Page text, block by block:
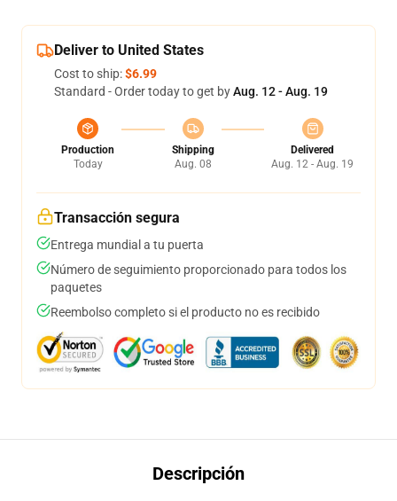
Deliver to United States
Cost to ship:$6.99
Standard - Order today to get byAug. 12 - Aug. 19
Production
Today
Shipping
Aug. 08
Delivered
Aug. 12 - Aug. 19
Transacción segura
Entrega mundial a tu puerta
Número de seguimiento proporcionado para todos los
paquetes
Reembolso completo si el producto no es recibido
Descripción